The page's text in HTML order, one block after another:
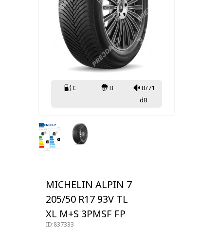
C B
B/71
dB
MICHELIN ALPIN 7
205/50 R17 93V TL
XL M+S 3PMSF FP
ID:837333